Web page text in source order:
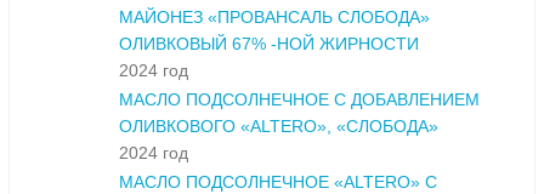
МАЙОНЕЗ «ПРОВАНСАЛЬ СЛОБОДА»
ОЛИВКОВЫЙ 67% -НОЙ ЖИРНОСТИ
2024 год
МАСЛО ПОДСОЛНЕЧНОЕ С ДОБАВЛЕНИЕМ
ОЛИВКОВОГО «ALTERO», «СЛОБОДА»
2024 год
МАСЛО ПОДСОЛНЕЧНОЕ «ALTERO» С